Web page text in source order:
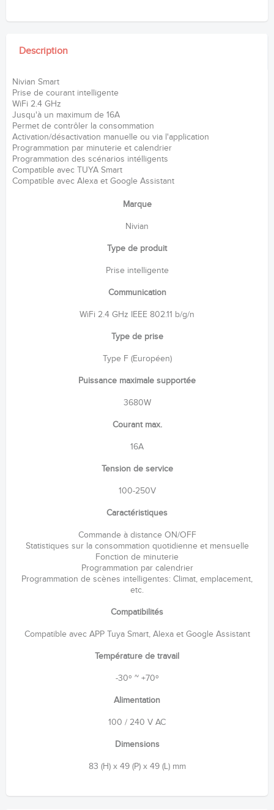
Description
Nivian Smart
Prise de courant intelligente
WiFi 2.4 GHz
Jusqu'à un maximum de 16A
Permet de contrôler la consommation
Activation/désactivation manuelle ou via l'application
Programmation par minuterie et calendrier
Programmation des scénarios intélligents
Compatible avec TUYA Smart
Compatible avec Alexa et Google Assistant
Marque
Nivian
Type de produit
Prise intelligente
Communication
WiFi 2.4 GHz IEEE 802.11 b/g/n
Type de prise
Type F (Européen)
Puissance maximale supportée
3680W
Courant max.
16A
Tension de service
100-250V
Caractéristiques
Commande à distance ON/OFF
Statistiques sur la consommation quotidienne et mensuelle
Fonction de minuterie
Programmation par calendrier
Programmation de scènes intelligentes: Climat, emplacement,
etc.
Compatibilités
Compatible avec APP Tuya Smart, Alexa et Google Assistant
Température de travail
-30º ~ +70º
Alimentation
100 / 240 V AC
Dimensions
83 (H) x 49 (P) x 49 (L) mm